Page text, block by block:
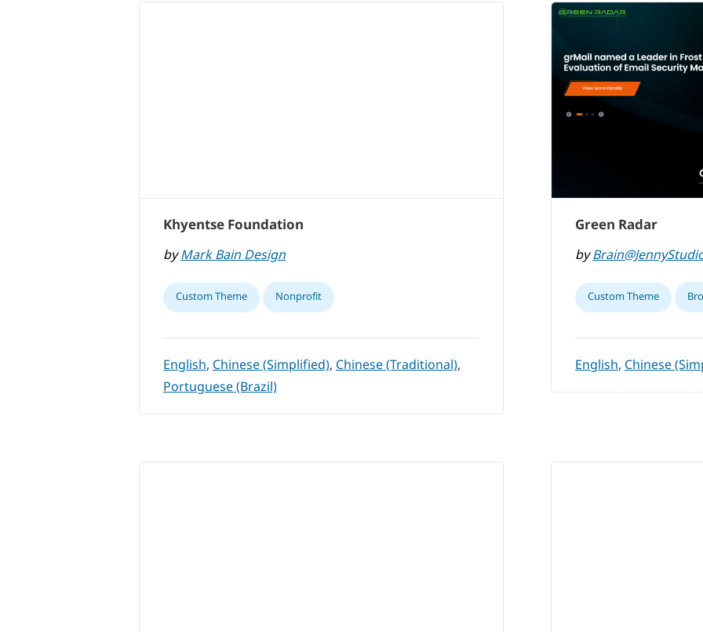
Khyentse Foundation
byMark Bain Design
Custom Theme Nonprofit
English, Chinese (Simplified), Chinese (Traditional),
Portuguese (Brazil)
Green Radar
by
Custom Theme
English, Chinese